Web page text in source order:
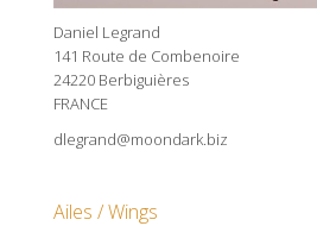
Daniel Legrand
141 Route de Combenoire
24220 Berbiguières
FRANCE
dlegrand@moondark.biz
Ailes / Wings